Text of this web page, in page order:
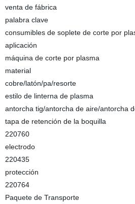
venta de fábrica
palabra clave
consumibles de soplete de corte por
aplicación
máquina de corte por plasma
material
cobre/latón/pa/resorte
estilo de linterna de plasma
antorcha tig/antorcha de aire/antorcha
tapa de retención de la boquilla
220760
electrodo
220435
protección
220764
Paquete de Transporte